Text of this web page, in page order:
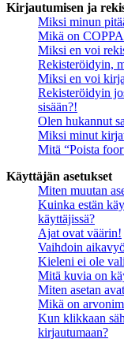
Kirjautumisen ja
Miksi minun
Mikä on
Miksi en voi
Rekisteröidyin,
Miksi en voi
Rekisteröidyin
sisään?!
Olen hukannut
Miksi minut
Mitä “Poista
Käyttäjän asetukset
Miten muutan
Kuinka estän
käyttäjissä?
Ajat ovat väärin!
Vaihdoin
Kieleni ei ole
Mitä kuvia on
Miten asetan
Mikä on
Kun klikkaan
kirjautumaan?